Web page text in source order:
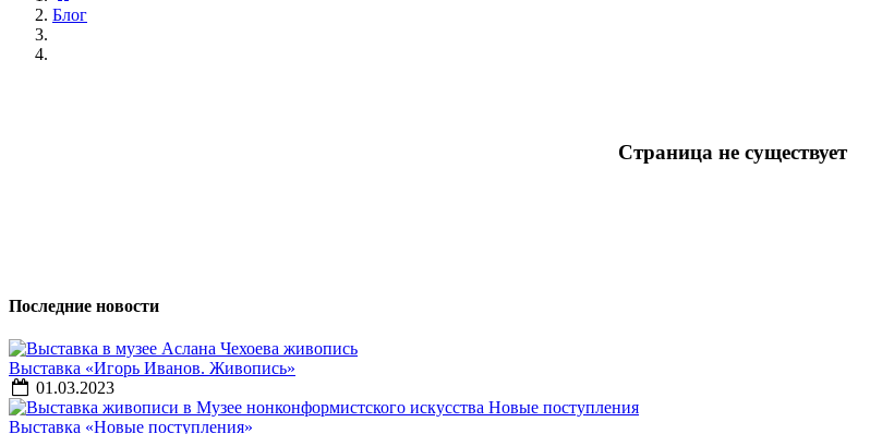
Блог
Страница не существует
Последние новости
Выставка «Игорь Иванов. Живопись»
01.03.2023
Выставка «Новые поступления»